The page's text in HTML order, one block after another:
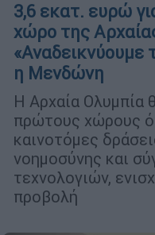
3,6 εκατ. ευρώ
χώρο της
«Αναδεικνύουμε
η Μενδώνη
Η Αρχαία Ολυμπία
πρώτους χώρους
καινοτόμες
νοημοσύνης και
τεχνολογιών,
προβολή